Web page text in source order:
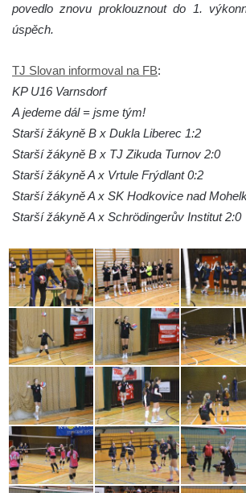
povedlo znovu proklouznout do 1.
úspěch.
TJ Slovan informoval na FB:
KP U16 Varnsdorf
A jedeme dál = jsme tým!
Starší žákyně B x Dukla Liberec 1:2
Starší žákyně B x TJ Zikuda Turnov 2:0
Starší žákyně A x Vrtule Frýdlant 0:2
Starší žákyně A x SK Hodkovice nad
Starší žákyně A x Schrödingerův Institut 2:0